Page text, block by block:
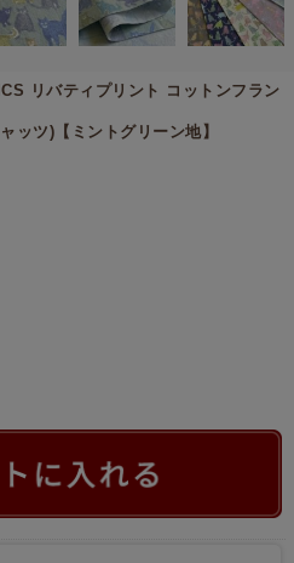
リバティプリント コットンフラン
ッツ)【ミントグリーン地】